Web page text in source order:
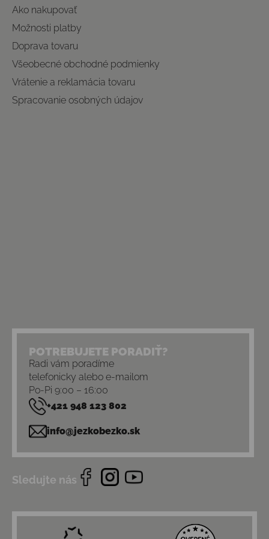
Ako nakupovať
Možnosti platby
Doprava tovaru
Všeobecné obchodné podmienky
Vrátenie a reklamácia tovaru
Spracovanie osobných údajov
POTREBUJETE PORADIŤ?
Radi vám poradíme
telefonicky alebo e-mailom
Po-Pi 9:00 – 16:00
+421 948 123 802
info@jezkobezko.sk
Sledujte nás